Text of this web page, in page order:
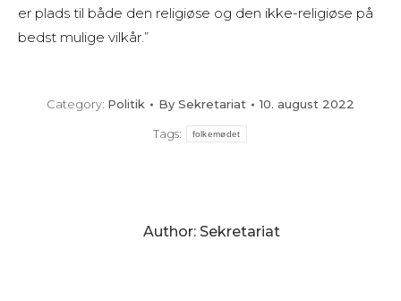
er plads til både den religiøse og den ikke-religiøse på
bedst mulige vilkår.”
Category: Politik By Sekretariat 10. august 2022
Tags: folkemødet
Author: Sekretariat